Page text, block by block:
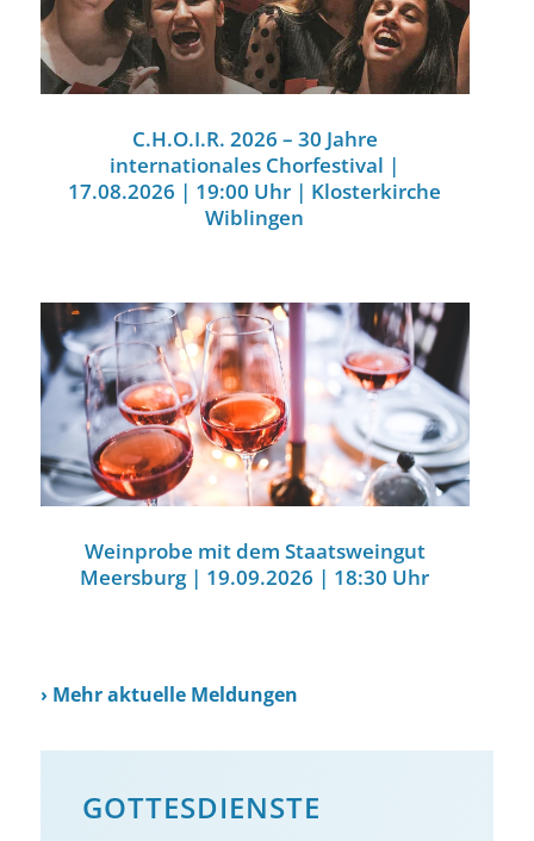
C.H.O.I.R. 2026 – 30 Jahre
internationales Chorfestival |
17.08.2026 | 19:00 Uhr | Klosterkirche
Wiblingen
Weinprobe mit dem Staatsweingut
Meersburg | 19.09.2026 | 18:30 Uhr
› Mehr aktuelle Meldungen
GOTTES­DIENSTE